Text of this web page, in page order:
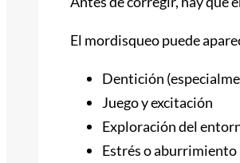
El mordisqueo puede
Dentición
Juego y excitación
Exploración del
Estrés o aburrimiento